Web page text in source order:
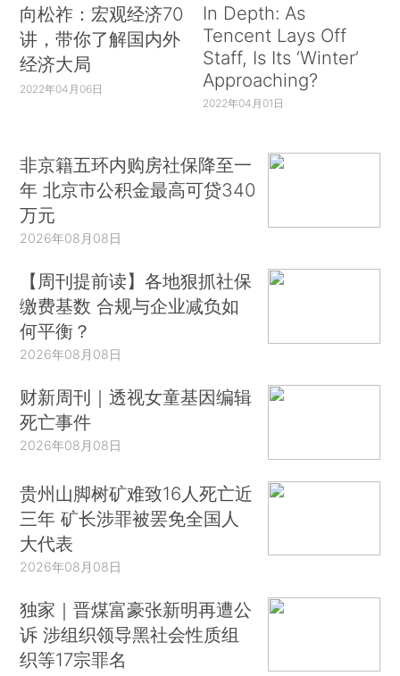
向松祚：宏观经济70
讲，带你了解国内外
经济大局
2022年04月06日
In Depth: As
Tencent Lays Off
Staff, Is Its ‘Winter’
Approaching?
2022年04月01日
非京籍五环内购房社保降至一
年 北京市公积金最高可贷340
万元
2026年08月08日
【周刊提前读】各地狠抓社保
缴费基数 合规与企业减负如
何平衡？
2026年08月08日
财新周刊｜透视女童基因编辑
死亡事件
2026年08月08日
贵州山脚树矿难致16人死亡近
三年 矿长涉罪被罢免全国人
大代表
2026年08月08日
独家｜晋煤富豪张新明再遭公
诉 涉组织领导黑社会性质组
织等17宗罪名